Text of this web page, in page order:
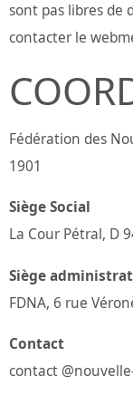
sont pas libres de
contacter le
Fédération des
1901
Siège Social
La Cour Pétral, D
Siège
FDNA, 6 rue
Contact
contact